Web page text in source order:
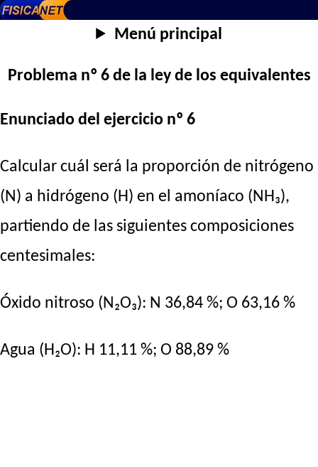
Menú principal
Problema nº 6 de la ley de los equivalentes
Enunciado del ejercicio nº 6
Calcular cuál será la proporción de nitrógeno
(N) a hidrógeno (H) en el amoníaco (NH₃),
partiendo de las siguientes composiciones
centesimales:
Óxido nitroso (N₂O₃): N 36,84 %; O 63,16 %
Agua (H₂O): H 11,11 %; O 88,89 %